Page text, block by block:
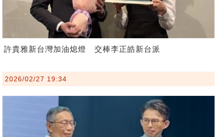
許貴雅新台灣加油熄燈 交棒李正皓新台派
2026/02/27 19:34